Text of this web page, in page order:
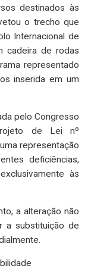
destinados às
o trecho que
Internacional de
cadeira de rodas
representado
inserida em um
pelo Congresso
de Lei nº
representação
deficiências,
às
a alteração não
a substituição de